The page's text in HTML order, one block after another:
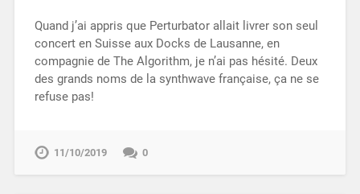
Quand j’ai appris que Perturbator allait livrer son seul
concert en Suisse aux Docks de Lausanne, en
compagnie de The Algorithm, je n’ai pas hésité. Deux
des grands noms de la synthwave française, ça ne se
refuse pas!
11/10/2019 0